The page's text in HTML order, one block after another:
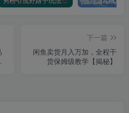
下一篇
闲鱼卖货月入万加，全程干
货保姆级教学【揭秘】